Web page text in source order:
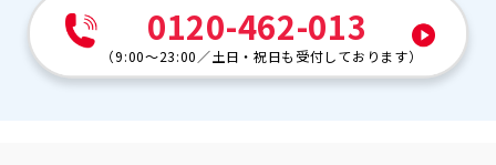
0120-462-013
（9:00～23:00 ／土日・祝日も受付しております）